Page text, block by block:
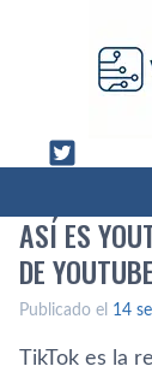
ASÍ ES
DE
Publicado el 14
TikTok es la